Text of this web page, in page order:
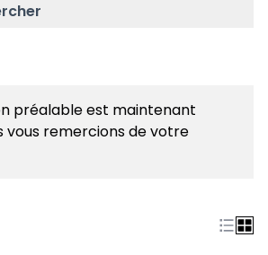
préalable est maintenant
vous remercions de votre